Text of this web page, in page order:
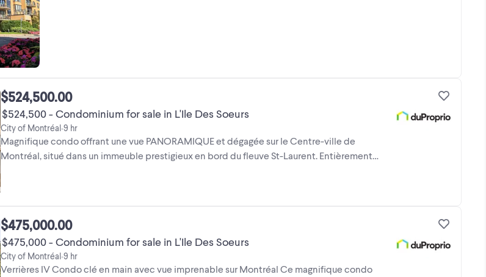
$524,500.00
$524,500 - Condominium for sale in L'Ile Des Soeurs
City of Montréal•9 hr
Magnifique condo offrant une vue PANORAMIQUE et dégagée sur le Centre-ville de
Montréal, situé dans un immeuble prestigieux en bord du fleuve St-Laurent. Entièrement
$475,000.00
$475,000 - Condominium for sale in L'Ile Des Soeurs
City of Montréal•9 hr
Verrières IV Condo clé en main avec vue imprenable sur Montréal Ce magnifique condo